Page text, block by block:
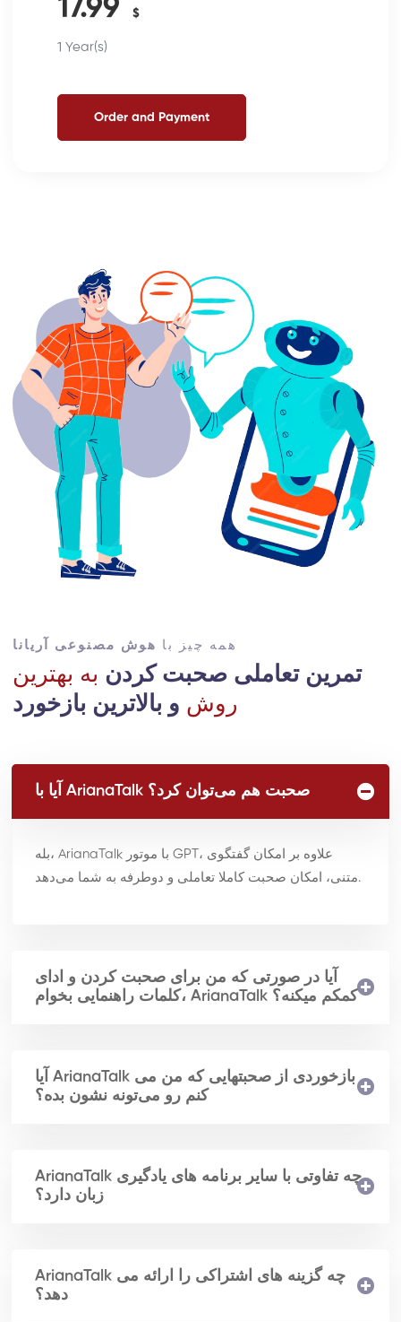
17.99 $
1 Year(s)
Order and Payment
همه چیز با هوش مصنوعی آریانا
تمرین تعاملی صحبت کردن به بهترین
روش و بالاترین بازخورد
آیا با ArianaTalk صحبت هم می‌توان کرد؟
بله، ArianaTalk با موتور GPT، علاوه بر امکان گفتگوی
متنی، امکان صحبت کاملا تعاملی و دوطرفه به شما می‌دهد.
آیا در صورتی که من برای صحبت کردن و ادای
کلمات راهنمایی بخوام، ArianaTalk کمکم میکنه؟
آیا ArianaTalk بازخوردی از صحبتهایی که من می
کنم رو می‌تونه نشون بده؟
ArianaTalk چه تفاوتی با سایر برنامه های یادگیری
زبان دارد؟
ArianaTalk چه گزینه های اشتراکی را ارائه می
دهد؟